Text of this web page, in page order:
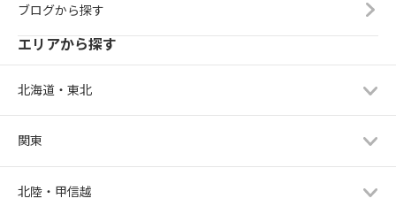
ブログから探す
エリアから探す
北海道・東北
関東
北陸・甲信越